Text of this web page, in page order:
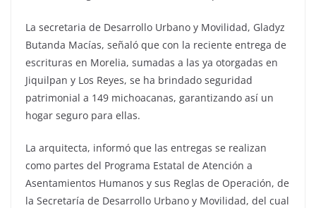
La secretaria de Desarrollo Urbano y Movilidad, Gladyz
Butanda Macías, señaló que con la reciente entrega de
escrituras en Morelia, sumadas a las ya otorgadas en
Jiquilpan y Los Reyes, se ha brindado seguridad
patrimonial a 149 michoacanas, garantizando así un
hogar seguro para ellas.
La arquitecta, informó que las entregas se realizan
como partes del Programa Estatal de Atención a
Asentamientos Humanos y sus Reglas de Operación, de
la Secretaría de Desarrollo Urbano y Movilidad, del cual